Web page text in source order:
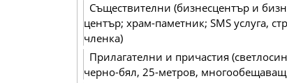
Съществителни (бизнесцентър и
център; храм-паметник; SMS услуга,
членка)
Прилагателни и причастия
черно-бял, 25-метров,